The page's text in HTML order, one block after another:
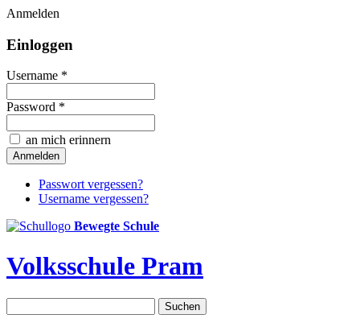
Anmelden
Einloggen
Username *
Password *
an mich erinnern
Passwort vergessen?
Username vergessen?
Bewegte Schule
Volksschule Pram